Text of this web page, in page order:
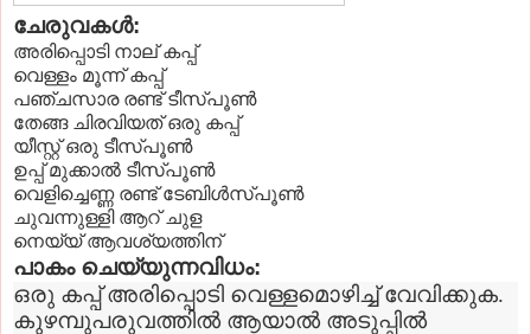
ചേരുവകള്‍‌:
അരിപ്പൊടി നാല് കപ്പ്
വെള്ളം മൂന്ന് കപ്പ്
പഞ്ചസാര രണ്ട് ടീസ്പൂണ്‍
തേങ്ങ ചിരവിയത് ഒരു കപ്പ്
യീസ്റ്റ് ഒരു ടീസ്പൂണ്‍
ഉപ്പ് മുക്കാല്‍ ടീസ്പൂണ്‍
വെളിച്ചെണ്ണ രണ്ട് ടേബിള്‍സ്പൂണ്‍
ചുവന്നുള്ളി ആറ് ചുള
നെയ്യ് ആവശ്യത്തിന്
പാകം ചെയ്യുന്നവിധം:
ഒരു കപ്പ് അരിപ്പൊടി വെള്ളമൊഴിച്ച് വേവിക്കുക.
കുഴമ്പുപരുവത്തില്‍ ആയാല്‍ അടുപ്പില്‍